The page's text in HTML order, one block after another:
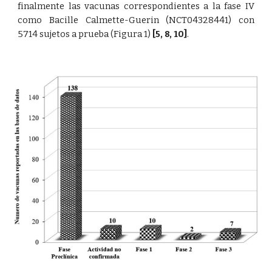
finalmente las vacunas correspondientes a la fase IV
como Bacille Calmette-Guerin (NCT04328441) con
5714 sujetos a prueba (Figura 1) [5, 8,10] .